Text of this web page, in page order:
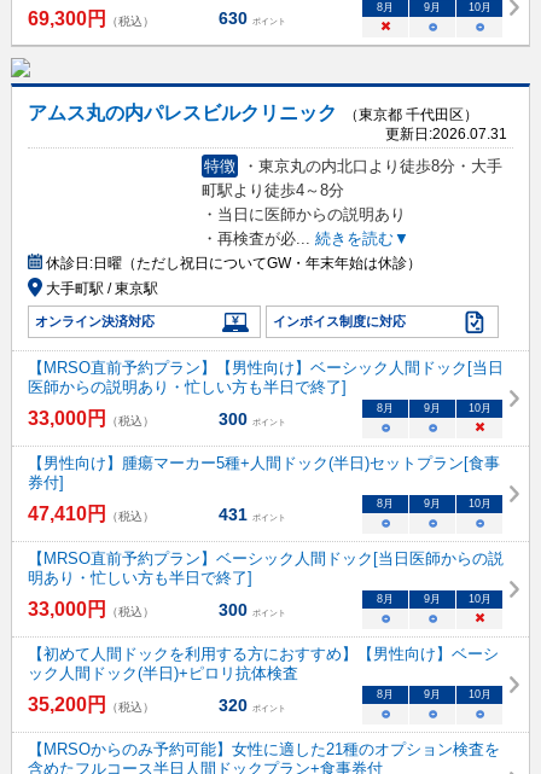
69,300円 （税込） 630 ポイント
8月 9月 10月
× ○ ○
アムス丸の内パレスビルクリニック
（東京都 千代田区）
更新日:2026.07.31
特徴
・東京丸の内北口より徒歩8分・大手
町駅より徒歩4～8分
・当日に医師からの説明あり
・再検査が必... 続きを読む▼
休診日:日曜（ただし祝日についてGW・年末年始は休診）
大手町駅 / 東京駅
オンライン決済対応 インボイス制度に対応
【MRSO直前予約プラン】【男性向け】ベーシック人間ドック[当日
医師からの説明あり・忙しい方も半日で終了]
33,000円 （税込） 300 ポイント
8 月 9 月 10月
○ ○ ×
【男性向け】腫瘍マーカー5種+人間ドック(半日)セットプラン[食事
券付]
47,410円 （税込） 431 ポイント
8 月 9 月 10月
○ ○ ○
【MRSO直前予約プラン】ベーシック人間ドック[当日医師からの説
明あり・忙しい方も半日で終了]
33,000円 （税込） 300 ポイント
8 月 9 月 10月
○ ○ ×
【初めて人間ドックを利用する方におすすめ】【男性向け】ベーシ
ック人間ドック(半日)+ピロリ抗体検査
35,200円 （税込） 320 ポイント
8 月 9 月 10月
○ ○ ○
【MRSOからのみ予約可能】女性に適した21種のオプション検査を
含めたフルコース半日人間ドックプラン+食事券付